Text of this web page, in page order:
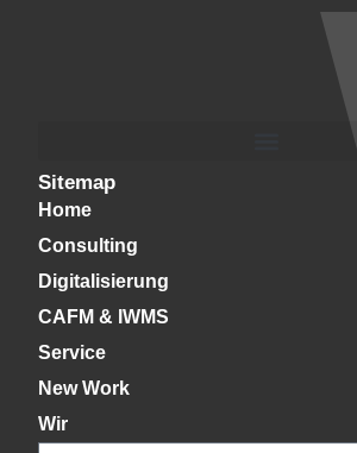
Sitemap
Home
Consulting
Digitalisierung
CAFM & IWMS
Service
New Work
Wir